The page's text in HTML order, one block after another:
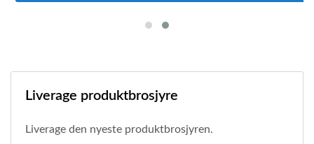
Liverage produktbrosjyre
Liverage den nyeste produktbrosjyren.